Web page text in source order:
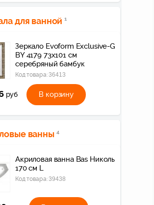
для ванной 1
Зеркало Evoform Exclusive-G
BY 4179 73x101 см
серебряный бамбук
Код товара:36413
руб В корзину
ванны 4
Акриловая ванна Bas Николь
170 см L
Код товара:39438